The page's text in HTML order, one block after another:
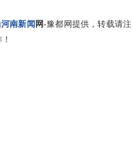
河南新闻 网-豫都网提供，转载请注